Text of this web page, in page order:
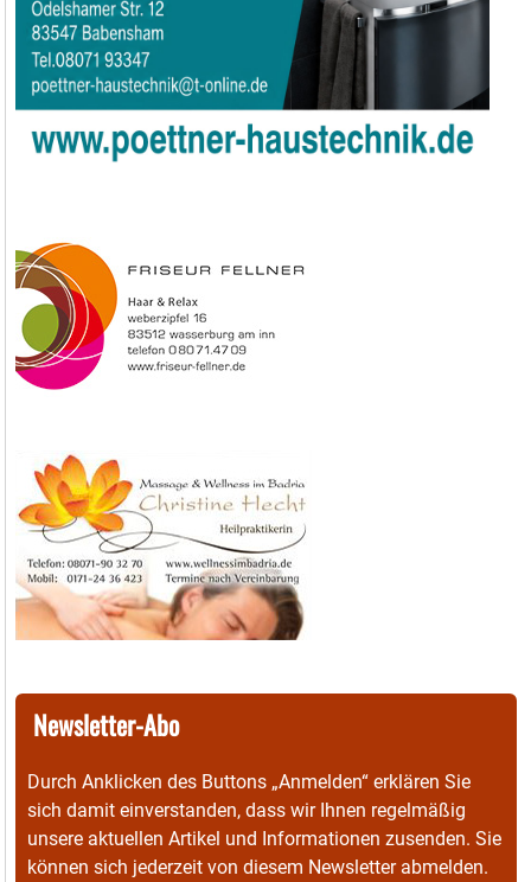
Newsletter-Abo
Durch Anklicken des Buttons „Anmelden“ erklären Sie
sich damit einverstanden, dass wir Ihnen regelmäßig
unsere aktuellen Artikel und Informationen zusenden. Sie
können sich jederzeit von diesem Newsletter abmelden.